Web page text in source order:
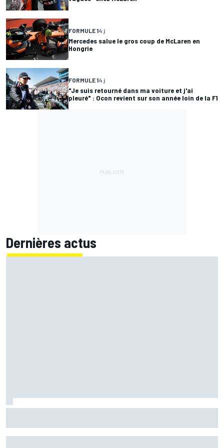
FORMULE 14 j
Mercedes salue le gros coup de McLaren en
Hongrie
FORMULE 14 j
"Je suis retourné dans ma voiture et j'ai
pleuré" : Ocon revient sur son année loin de la F1
Dernières actus